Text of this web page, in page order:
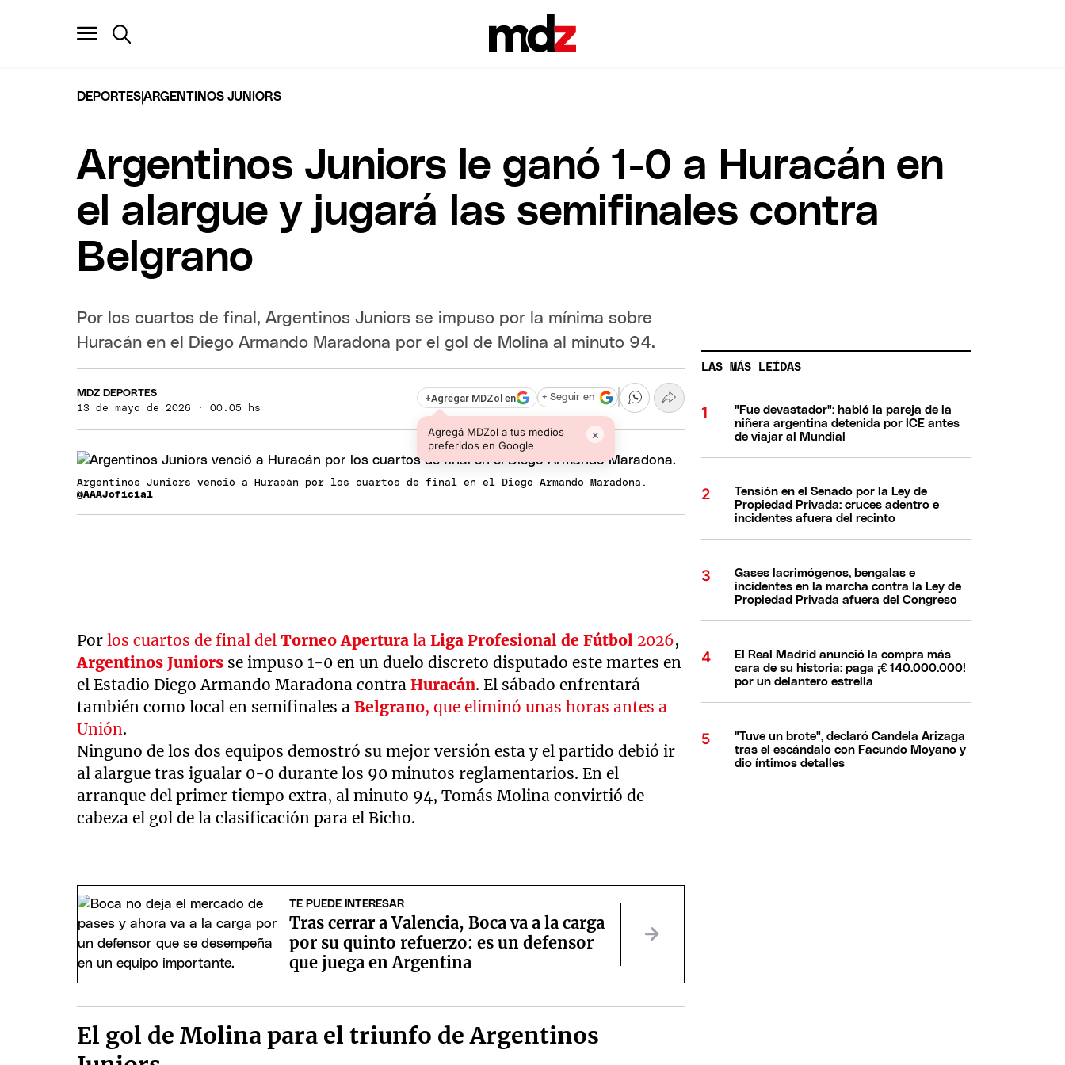
DEPORTES|ARGENTINOS JUNIORS
Argentinos Juniors le ganó 1-0 a Huracán en
el alargue y jugará las semifinales contra
Belgrano
Por los cuartos de final, Argentinos Juniors se impuso por la mínima sobre
Huracán en el Diego Armando Maradona por el gol de Molina al minuto 94.
MDZ DEPORTES
13 de mayo de 2026 · 00:05 hs
+Agregar MDZol en
Agregá MDZol a tus medios
preferidos en Google
×
+ Seguir en
Argentinos Juniors venció a Huracán por los cuartos de final en el Diego Armando Maradona.
@AAAJoficial
Porlos cuartos de final delTorneo Apertura laLiga Profesional de Fútbol 2026,
Argentinos Juniors se impuso 1-0 en un duelo discreto disputado este martes en
el Estadio Diego Armando Maradona contraHuracán. El sábado enfrentará
también como local en semifinales aBelgrano, que eliminó unas horas antes a
Unión.
Ninguno de los dos equipos demostró su mejor versión esta y el partido debió ir
al alargue tras igualar 0-0 durante los 90 minutos reglamentarios. En el
arranque del primer tiempo extra, al minuto 94, Tomás Molina convirtió de
cabeza el gol de la clasificación para el Bicho.
TE PUEDE INTERESAR
Tras cerrar a Valencia, Boca va a la carga
por su quinto refuerzo: es un defensor
que juega en Argentina
El gol de Molina para el triunfo de Argentinos
LAS MÁS LEÍDAS
"Fue devastador": habló la pareja de la
niñera argentina detenida por ICE antes
de viajar al Mundial
Tensión en el Senado por la Ley de
Propiedad Privada: cruces adentro e
incidentes afuera del recinto
Gases lacrimógenos, bengalas e
incidentes en la marcha contra la Ley de
Propiedad Privada afuera del Congreso
El Real Madrid anunció la compra más
cara de su historia: paga ¡€ 140.000.000!
por un delantero estrella
"Tuve un brote", declaró Candela Arizaga
tras el escándalo con Facundo Moyano y
dio íntimos detalles